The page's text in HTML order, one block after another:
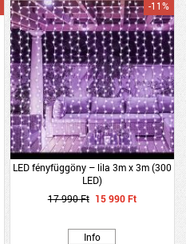
LED fényfüggöny – lila 3m x 3m (300
LED)
-11%
17 990 Ft 15 990 Ft
Info